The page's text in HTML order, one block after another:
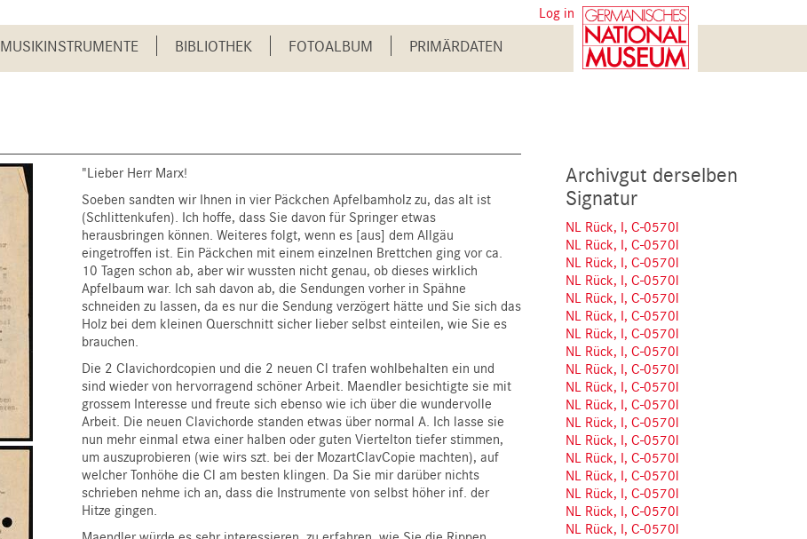
User
account
menu
Log in
MUSIKINSTRUMENTE BIBLIOTHEK FOTOALBUM PRIMÄRDATEN
"Lieber Herr Marx!
Soeben sandten wir Ihnen in vier Päckchen Apfelbamholz zu, das alt ist
(Schlittenkufen). Ich hoffe, dass Sie davon für Springer etwas
herausbringen können. Weiteres folgt, wenn es [aus] dem Allgäu
eingetroffen ist. Ein Päckchen mit einem einzelnen Brettchen ging vor ca.
10 Tagen schon ab, aber wir wussten nicht genau, ob dieses wirklich
Apfelbaum war. Ich sah davon ab, die Sendungen vorher in Spähne
schneiden zu lassen, da es nur die Sendung verzögert hätte und Sie sich das
Holz bei dem kleinen Querschnitt sicher lieber selbst einteilen, wie Sie es
brauchen.
Die 2 Clavichordcopien und die 2 neuen Cl trafen wohlbehalten ein und
sind wieder von hervorragend schöner Arbeit. Maendler besichtigte sie mit
grossem Interesse und freute sich ebenso wie ich über die wundervolle
Arbeit. Die neuen Clavichorde standen etwas über normal A. Ich lasse sie
nun mehr einmal etwa einer halben oder guten Viertelton tiefer stimmen,
um auszuprobieren (wie wirs szt. bei der MozartClavCopie machten), auf
welcher Tonhöhe die Cl am besten klingen. Da Sie mir darüber nichts
schrieben nehme ich an, dass die Instrumente von selbst höher inf. der
Hitze gingen.
Archivgut derselben
Signatur
NL Rück, I, C-0570l
NL Rück, I, C-0570l
NL Rück, I, C-0570l
NL Rück, I, C-0570l
NL Rück, I, C-0570l
NL Rück, I, C-0570l
NL Rück, I, C-0570l
NL Rück, I, C-0570l
NL Rück, I, C-0570l
NL Rück, I, C-0570l
NL Rück, I, C-0570l
NL Rück, I, C-0570l
NL Rück, I, C-0570l
NL Rück, I, C-0570l
NL Rück, I, C-0570l
NL Rück, I, C-0570l
NL Rück, I, C-0570l
NL Rück, I, C-0570l